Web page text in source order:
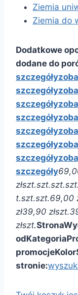
Ziemia
Ziemia do
Dodatkowe
dodane do
szczegóły
szczegóły
szczegóły
szczegóły
szczegóły
szczegóły
szczegóły
szczegóły
złszt.szt.szt.szt.
t.szt.szt.69,00
zł39,90 złszt.
złszt.Strona
odKategoria
promocjeKolor
stronie: